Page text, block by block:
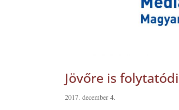
Jövőre is
2017. december 4.